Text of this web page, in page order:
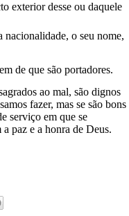
exterior desse ou daquele
nacionalidade, o seu nome,
de que são portadores.
ao mal, são dignos
fazer, mas se são bons
serviço em que se
paz e a honra de Deus.